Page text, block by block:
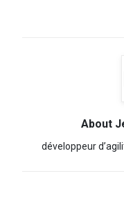
About
développeur